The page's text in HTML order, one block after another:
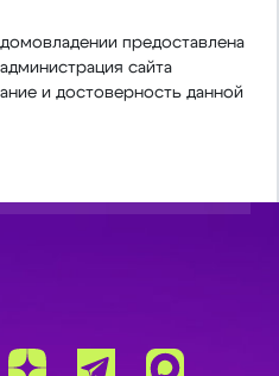
предоставлена
сайта
и достоверность данной